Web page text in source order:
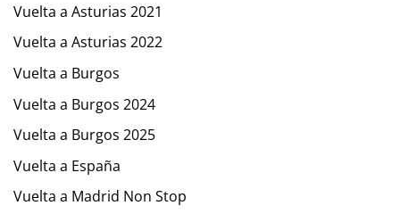
Vuelta a Asturias 2021
Vuelta a Asturias 2022
Vuelta a Burgos
Vuelta a Burgos 2024
Vuelta a Burgos 2025
Vuelta a España
Vuelta a Madrid Non Stop